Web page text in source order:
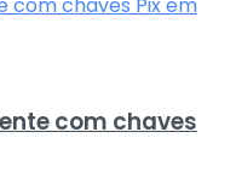
com chaves